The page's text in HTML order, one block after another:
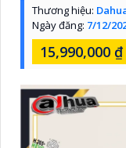
Thương hiệu:
Ngày đăng: 7/12/
15,990,000 ₫